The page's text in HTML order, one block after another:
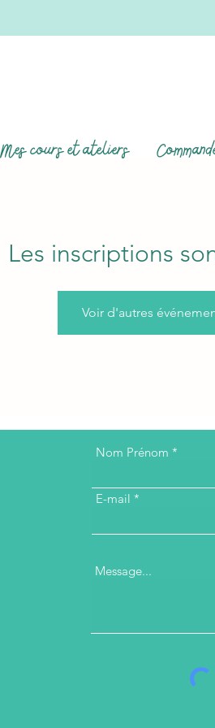
Mes cours et ateliers
Les inscriptions
Voir d'autres
Nom Prénom
E-mail
Message...